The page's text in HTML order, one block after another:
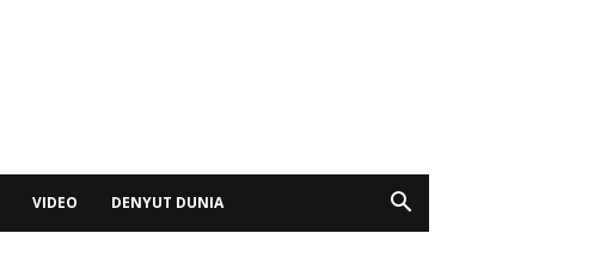
VIDEO DENYUT DUNIA